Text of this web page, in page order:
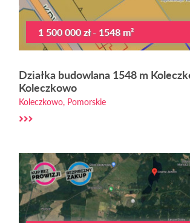
1 500 000 zł - 1548 m²
Działka budowlana 1548 m
Koleczkowo
Koleczkowo, Pomorskie